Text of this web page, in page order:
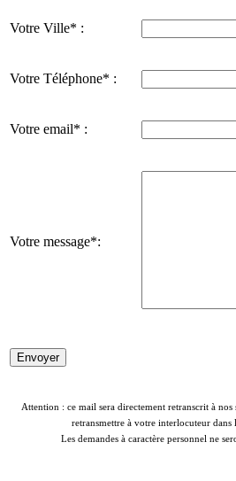
Votre Ville* :
Votre Téléphone* :
Votre email* :
Votre message*:
Attention : ce mail sera directement retranscrit à
retransmettre à votre interlocuteur dans
Les demandes à caractère personnel ne